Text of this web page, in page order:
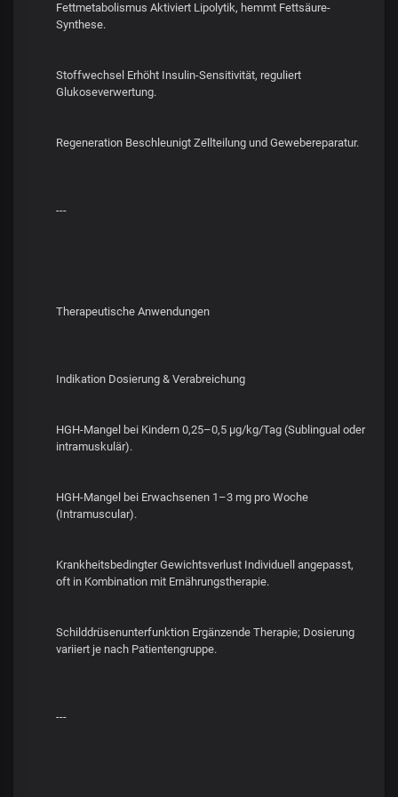
Fettmetabolismus Aktiviert Lipolytik, hemmt Fettsäure-
Synthese.
Stoffwechsel Erhöht Insulin-Sensitivität, reguliert
Glukoseverwertung.
Regeneration Beschleunigt Zellteilung und Gewebereparatur.
---
Therapeutische Anwendungen
Indikation Dosierung & Verabreichung
HGH-Mangel bei Kindern 0,25–0,5 µg/kg/Tag (Sublingual oder
intramuskulär).
HGH-Mangel bei Erwachsenen 1–3 mg pro Woche
(Intramuscular).
Krankheitsbedingter Gewichtsverlust Individuell angepasst,
oft in Kombination mit Ernährungstherapie.
Schilddrüsenunterfunktion Ergänzende Therapie; Dosierung
variiert je nach Patientengruppe.
---